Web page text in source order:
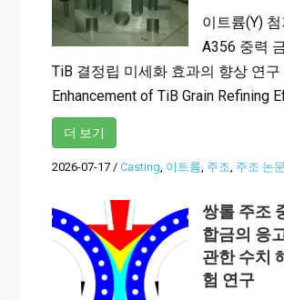
이트륨(Y)
A356 중력
TiB 결정립 미세화 효과의 향상 연구
Enhancement of TiB Grain Refining
더 보기
2026-07-17/ Casting, 이트륨, 주조, 주조 논문
쌍롤 주조
합금의 응
관한 수치
험 연구